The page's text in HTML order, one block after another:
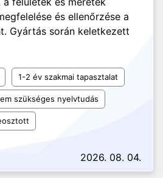
és ellenőrzése a
Gyártás során keletkezett
1-2 év szakmai tapasztalat
szükséges nyelvtudás
2026. 08. 04.